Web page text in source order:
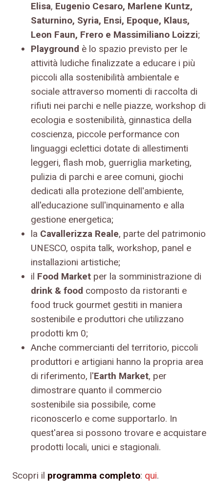
Elisa, Eugenio Cesaro, Marlene Kuntz,
Saturnino, Syria, Ensi, Epoque, Klaus,
Leon Faun, Frero e Massimiliano Loizzi;
Playground è lo spazio previsto per le
attività ludiche finalizzate a educare i più
piccoli alla sostenibilità ambientale e
sociale attraverso momenti di raccolta di
rifiuti nei parchi e nelle piazze, workshop di
ecologia e sostenibilità, ginnastica della
coscienza, piccole performance con
linguaggi eclettici dotate di allestimenti
leggeri, flash mob, guerriglia marketing,
pulizia di parchi e aree comuni, giochi
dedicati alla protezione dell'ambiente,
all'educazione sull'inquinamento e alla
gestione energetica;
la Cavallerizza Reale, parte del patrimonio
UNESCO, ospita talk, workshop, panel e
installazioni artistiche;
il Food Market per la somministrazione di
drink & food composto da ristoranti e
food truck gourmet gestiti in maniera
sostenibile e produttori che utilizzano
prodotti km 0;
Anche commercianti del territorio, piccoli
produttori e artigiani hanno la propria area
di riferimento, l'Earth Market, per
dimostrare quanto il commercio
sostenibile sia possibile, come
riconoscerlo e come supportarlo. In
quest'area si possono trovare e acquistare
prodotti locali, unici e stagionali.
Scopri il programma completo: qui.